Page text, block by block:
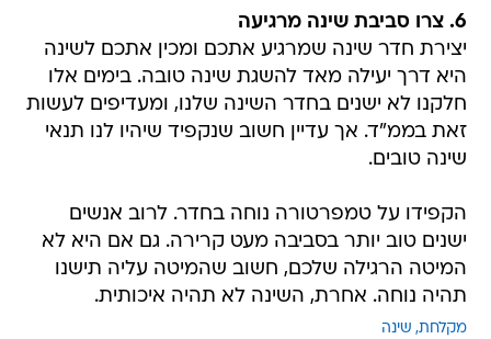
6. צרו סביבת שינה מרגיעה
יצירת חדר שינה שמרגיע אתכם ומכין אתכם לשינה
היא דרך יעילה מאד להשגת שינה טובה. בימים אלו
חלקנו לא ישנים בחדר השינה שלנו, ומעדיפים לעשות
זאת בממ"ד. אך עדיין חשוב שנקפיד שיהיו לנו תנאי
שינה טובים.
הקפידו על טמפרטורה נוחה בחדר. לרוב אנשים
ישנים טוב יותר בסביבה מעט קרירה. גם אם היא לא
המיטה הרגילה שלכם, חשוב שהמיטה עליה תישנו
תהיה נוחה. אחרת, השינה לא תהיה איכותית.
מקלחת שינה